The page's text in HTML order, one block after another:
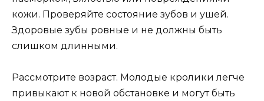
кожи. Проверяйте состояние зубов и ушей.
Здоровые зубы ровные и не должны быть
слишком длинными.
Рассмотрите возраст. Молодые кролики легче
привыкают к новой обстановке и могут быть